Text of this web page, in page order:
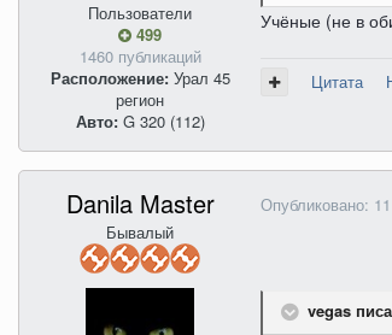
Пользователи
499
1460 публикаций
Расположение:Урал 45
регион
Авто:G 320 (112)
Учёные (не в
Цитата
Danila Master
Бывалый
Опубликовано:
vegas